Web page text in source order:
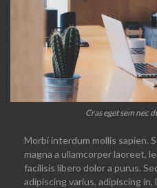
Cras eget sem nec
Morbi interdum mollis sapien.
magna a ullamcorper laoreet,
facilisis libero dolor a purus.
adipiscing varius, adipiscing